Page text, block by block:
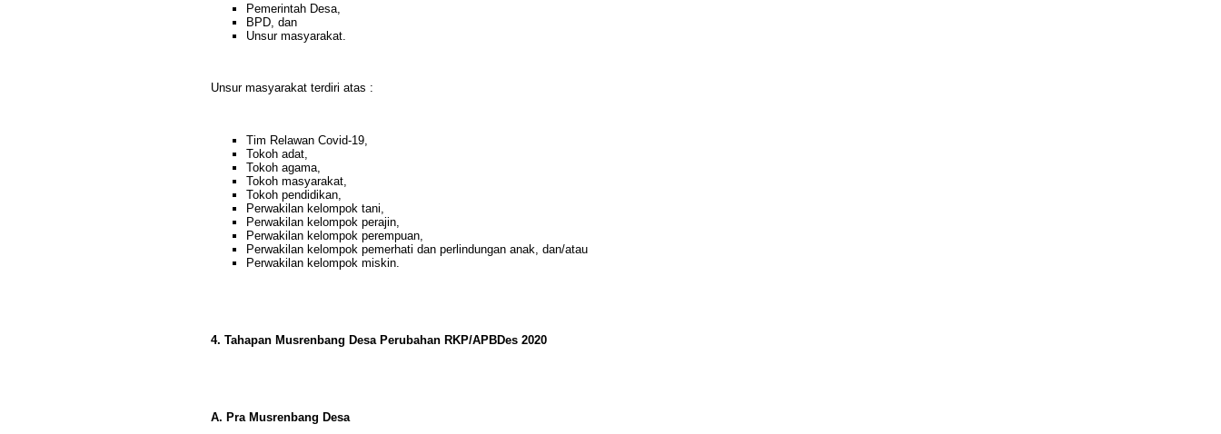
Pemerintah Desa,
BPD, dan
Unsur masyarakat.
Unsur masyarakat terdiri atas :
Tim Relawan Covid-19,
Tokoh adat,
Tokoh agama,
Tokoh masyarakat,
Tokoh pendidikan,
Perwakilan kelompok tani,
Perwakilan kelompok perajin,
Perwakilan kelompok perempuan,
Perwakilan kelompok pemerhati dan perlindungan anak, dan/atau
Perwakilan kelompok miskin.
4. Tahapan Musrenbang Desa Perubahan RKP/APBDes 2020
A. Pra Musrenbang Desa